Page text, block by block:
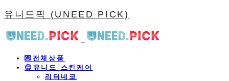
유니드픽 (UNEED PICK)
💌전체상품
😊유니드 스킨케어
리터네코